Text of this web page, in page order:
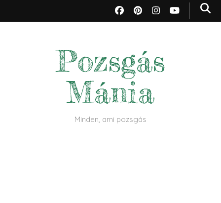
Pozsgás
Mánia
Minden, ami pozsgás